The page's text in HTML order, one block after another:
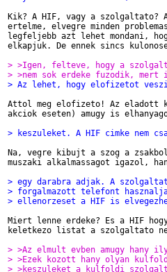
Kik? A HIF, vagy a szolgaltato?
ertelme, elvegre minden
legfeljebb azt lehet mondani,
elkapjuk. De ennek sincs
> >Igen, felteve, hogy a
> >nem sok erdeke fuzodik,
> Az lehet, hogy elofizetot
Attol meg elofizeto! Az eladott
akciok eseten) amugy is
> keszuleket. A HIF cimke nem
Na, vegre kibujt a szog a
muszaki alkalmassagot igazol,
> egy darabra adjak. A
> forgalmazott telefont
> ellenorzeset a HIF is
Miert lenne erdeke? Es a HIF
keletkezo listat a szolgaltato
> >Az elmult evben amugy hany
> >Ezek kozott hany olyan
> >keszuleket a kulfoldi